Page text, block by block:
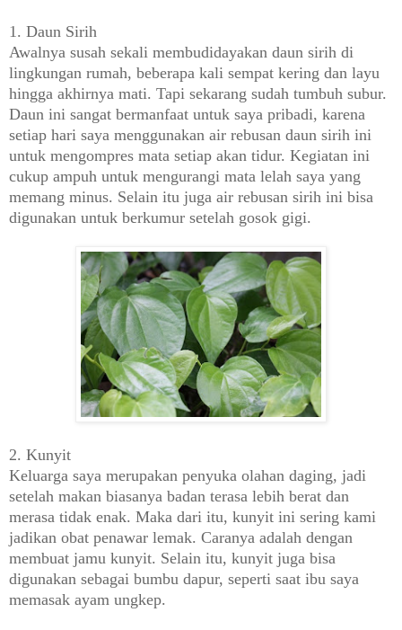
1. Daun Sirih
Awalnya susah sekali membudidayakan daun sirih di
lingkungan rumah, beberapa kali sempat kering dan layu
hingga akhirnya mati. Tapi sekarang sudah tumbuh subur.
Daun ini sangat bermanfaat untuk saya pribadi, karena
setiap hari saya menggunakan air rebusan daun sirih ini
untuk mengompres mata setiap akan tidur. Kegiatan ini
cukup ampuh untuk mengurangi mata lelah saya yang
memang minus. Selain itu juga air rebusan sirih ini bisa
digunakan untuk berkumur setelah gosok gigi.
2. Kunyit
Keluarga saya merupakan penyuka olahan daging, jadi
setelah makan biasanya badan terasa lebih berat dan
merasa tidak enak. Maka dari itu, kunyit ini sering kami
jadikan obat penawar lemak. Caranya adalah dengan
membuat jamu kunyit. Selain itu, kunyit juga bisa
digunakan sebagai bumbu dapur, seperti saat ibu saya
memasak ayam ungkep.